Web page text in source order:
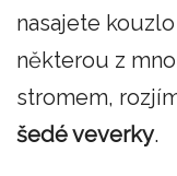
nasajete
některou z
stromem,
šedé veverky.